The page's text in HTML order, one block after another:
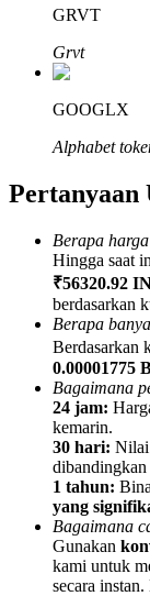
Hingga 65%
Referensi
Undang
Deposit
Deposit
GRVT
Grvt
GOOGLX
Alphabet
Pertanyaan
Berapa
Hingga saat
₹56320.92
berdasarkan
Berapa
Berdasarkan
0.00001775
Bagaimana
24 jam:
kemarin.
30 hari: Nilai
1 tahun:
yang
Bagaimana
Gunakan
kami untuk
secara